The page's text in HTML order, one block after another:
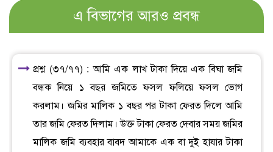
এ বিভাগের আরও প্রবন্ধ
প্রশ্ন (৩৭/৭৭) : আমি এক লাখ টাকা দিয়ে এক বিঘা জমি
বন্ধক নিয়ে ১ বছর জমিতে ফসল ফলিয়ে ফসল ভোগ
করলাম। জমির মালিক ১ বছর পর টাকা ফেরত দিলে আমি
তার জমি ফেরত দিলাম। উক্ত টাকা ফেরত দেবার সময় জমির
মালিক জমি ব্যবহার বাবদ আমাকে এক বা দুই হাযার টাকা